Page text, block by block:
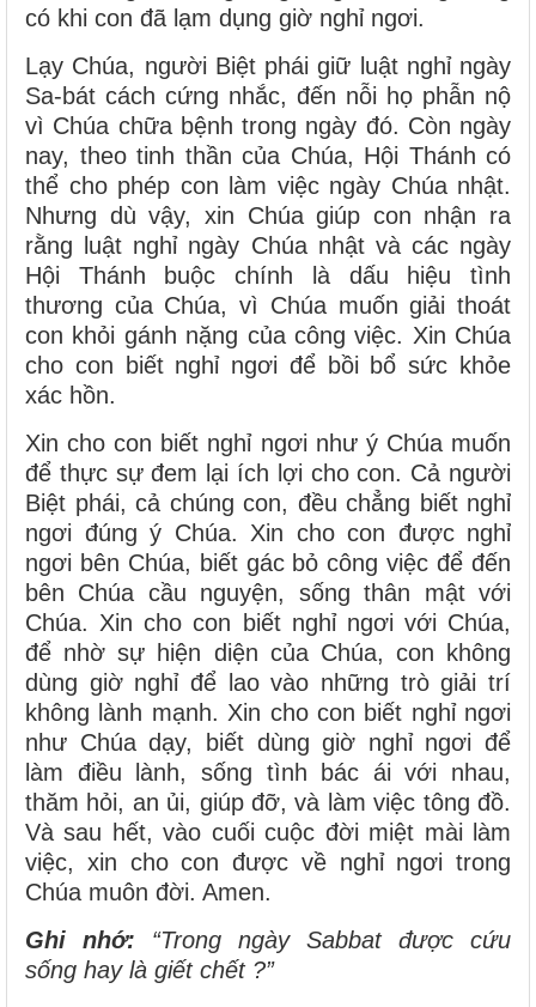
có khi con đã lạm dụng giờ nghỉ ngơi.
Lạy Chúa, người Biệt phái giữ luật nghỉ ngày
Sa-bát cách cứng nhắc, đến nỗi họ phẫn nộ
vì Chúa chữa bệnh trong ngày đó. Còn ngày
nay, theo tinh thần của Chúa, Hội Thánh có
thể cho phép con làm việc ngày Chúa nhật.
Nhưng dù vậy, xin Chúa giúp con nhận ra
rằng luật nghỉ ngày Chúa nhật và các ngày
Hội Thánh buộc chính là dấu hiệu tình
thương của Chúa, vì Chúa muốn giải thoát
con khỏi gánh nặng của công việc. Xin Chúa
cho con biết nghỉ ngơi để bồi bổ sức khỏe
xác hồn.
Xin cho con biết nghỉ ngơi như ý Chúa muốn
để thực sự đem lại ích lợi cho con. Cả người
Biệt phái, cả chúng con, đều chẳng biết nghỉ
ngơi đúng ý Chúa. Xin cho con được nghỉ
ngơi bên Chúa, biết gác bỏ công việc để đến
bên Chúa cầu nguyện, sống thân mật với
Chúa. Xin cho con biết nghỉ ngơi với Chúa,
để nhờ sự hiện diện của Chúa, con không
dùng giờ nghỉ để lao vào những trò giải trí
không lành mạnh. Xin cho con biết nghỉ ngơi
như Chúa dạy, biết dùng giờ nghỉ ngơi để
làm điều lành, sống tình bác ái với nhau,
thăm hỏi, an ủi, giúp đỡ, và làm việc tông đồ.
Và sau hết, vào cuối cuộc đời miệt mài làm
việc, xin cho con được về nghỉ ngơi trong
Chúa muôn đời. Amen.
Ghi nhớ:
“Trong ngày Sabbat được cứu
sống hay là giết chết ?”